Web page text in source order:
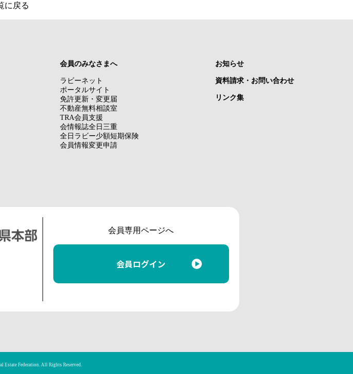
に戻る
会員のみなさまへ
ラビーネット
ポータルサイト
免許更新・変更届
不動産無料相談室
TRA会員支援
会情報誌全日三重
全日ラビー少額短期保険
会員情報変更申請
お知らせ
資料請求・お問い合わせ
リンク集
会員専用ページへ
会員ログイン
Estate Federation. All Rights Reserved.